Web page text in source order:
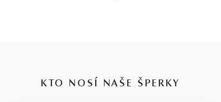
KTO NOSÍ NAŠE ŠPERKY